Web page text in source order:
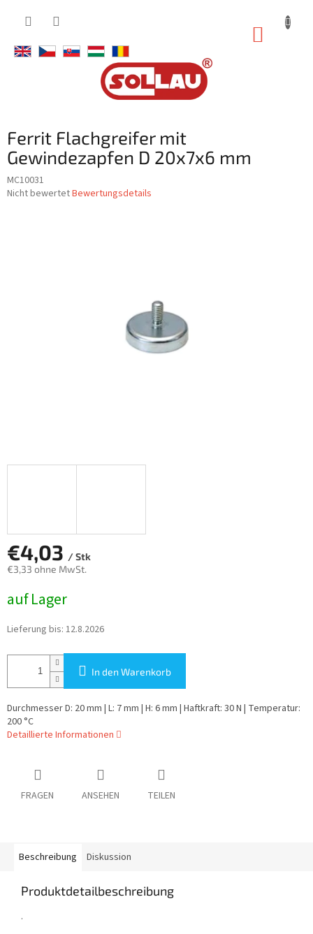
Ferrit Flachgreifer mit
Gewindezapfen D 20x7x6 mm
MC10031
Die
Nicht bewertetBewertungsdetails
€4,03 / Stk
€3,33 ohne MwSt.
auf Lager
Lieferung bis: 12.8.2026
In den Warenkorb
Durchmesser D: 20 mm | L: 7 mm | H: 6 mm | Haftkraft: 30 N | Temperatur:
200 °C
Detaillierte Informationen
FRAGEN ANSEHEN TEILEN
Beschreibung Diskussion
Produktdetailbeschreibung
.